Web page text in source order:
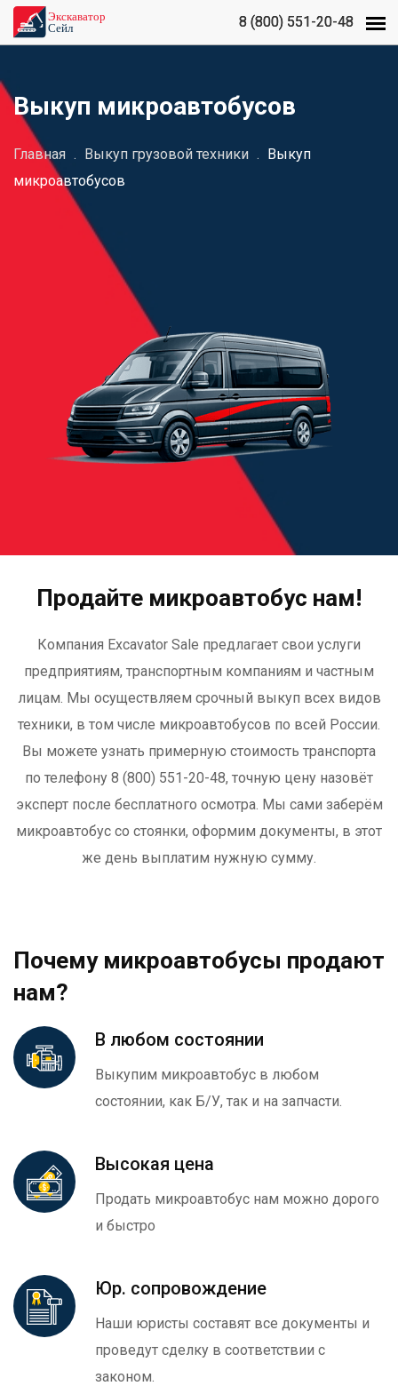
8 (800) 551-20-48
8 (800) 551-20-48
Выкуп микроавтобусов
Главная . Выкуп грузовой техники . Выкуп
микроавтобусов
Продайте микроавтобус нам!
Компания Excavator Sale предлагает свои услуги
предприятиям, транспортным компаниям и частным
лицам. Мы осуществляем срочный выкуп всех видов
техники, в том числе микроавтобусов по всей России.
Вы можете узнать примерную стоимость транспорта
по телефону 8 (800) 551-20-48, точную цену назовёт
эксперт после бесплатного осмотра. Мы сами заберём
микроавтобус со стоянки, оформим документы, в этот
же день выплатим нужную сумму.
Почему микроавтобусы продают
нам?
В любом состоянии
Выкупим микроавтобус в любом
состоянии, как Б/У, так и на запчасти.
Высокая цена
Продать микроавтобус нам можно дорого
и быстро
Юр. сопровождение
Наши юристы составят все документы и
проведут сделку в соответствии с
законом.